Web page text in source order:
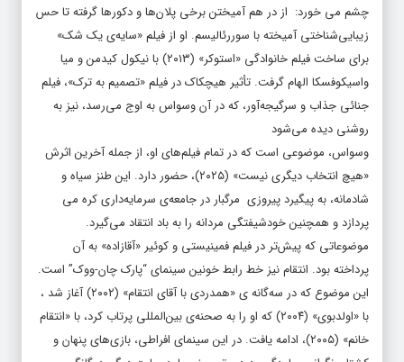
چشم می خورد: از در هم آمیختن برخی پلان‌ها و دکورها گرفته تا حس
زیبایی‌شناختی آمیخته با سوررئالیسم. او از فیلم «سایه‌ی یک شک»
برای ساخت فیلم خانوادگی «استوکر» (۲۰۱۳) با نیکول کیدمن و میا
واسیکوفسکا الهام گرفت. تأثیر هیچکاک در فیلم «تصمیم به ترک»، فیلم
جنائی جذاب و سرگیجه‌آور، که در آن وسواس به اوج می‌رسد، نیز به
روشنی دیده می‌شود
وسواس، موضوعی است که در تمام فیلم‌های او، از جمله آخرین اثرش
«هیچ انتخاب دیگری نیست» (۲۰۲۵)، حضور دارد. این طنز سیاه و
شادمانه، به پیگیرد پیروزی مرگبار در جامعه‌ی سرمایه‌داری کره‌ می
پردازد و همچنین خودشیفتگی مردانه را به باد انتقاد می‌گیرد.
موضوعاتی که پیش‌تر در فیلم فمینیستی و کوئیر «آقازاده» به آن
پرداخته بود. انتقام نیز خط رابط خونین سینمای “پارک چان-ووک” است.
این موضوع که در سه‌گانه‌ ی «همدردی با آقای انتقام» (۲۰۰۲) آغاز شد ،
با «اولدبوی» (۲۰۰۴) که او را به صحنه‌ی بین‌المللی پرتاب کرد، با «انتقام
خانم» (۲۰۰۵)، ادامه یافت. در این سینمای افراطی، بازی‌های پنهان و